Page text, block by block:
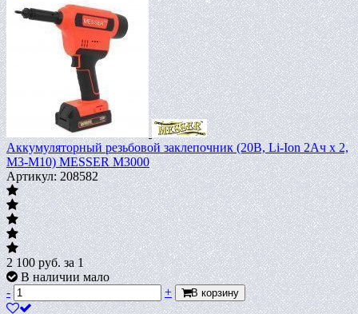
Аккумуляторный резьбовой заклепочник (20В, Li-Ion 2Ач х 2,
М3-M10) MESSER M3000
Артикул: 208582
2 100руб.за 1
В наличии мало
-
+ В корзину